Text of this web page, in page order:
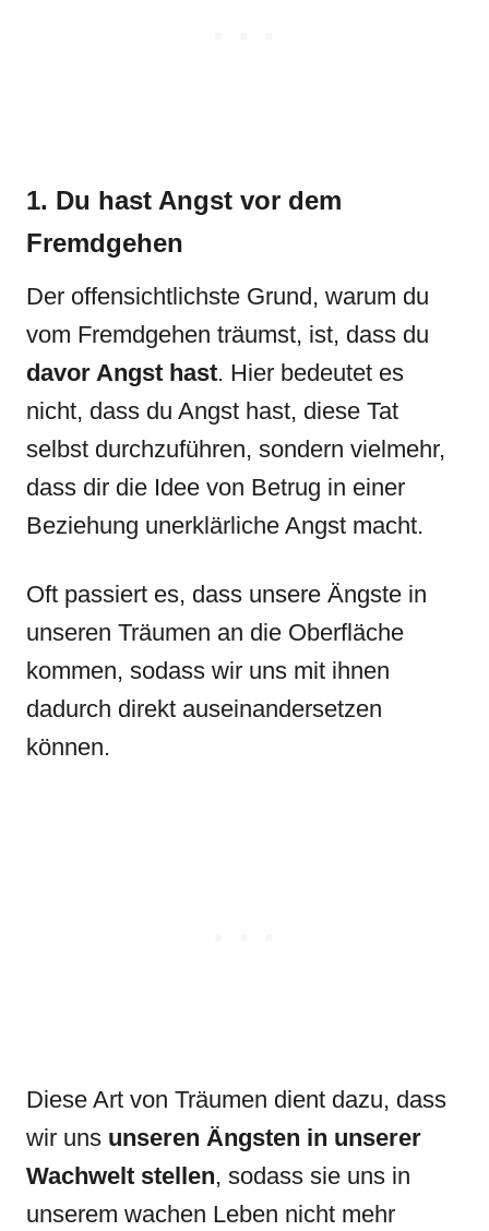
1. Du hast Angst vor dem
Fremdgehen
Der offensichtlichste Grund, warum du
vom Fremdgehen träumst, ist, dass du
davor Angst hast. Hier bedeutet es
nicht, dass du Angst hast, diese Tat
selbst durchzuführen, sondern vielmehr,
dass dir die Idee von Betrug in einer
Beziehung unerklärliche Angst macht.
Oft passiert es, dass unsere Ängste in
unseren Träumen an die Oberfläche
kommen, sodass wir uns mit ihnen
dadurch direkt auseinandersetzen
können.
Diese Art von Träumen dient dazu, dass
wir uns unseren Ängsten in unserer
Wachwelt stellen, sodass sie uns in
unserem wachen Leben nicht mehr